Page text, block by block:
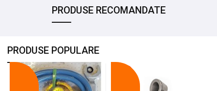
PRODUSE RECOMANDATE
PRODUSE POPULARE